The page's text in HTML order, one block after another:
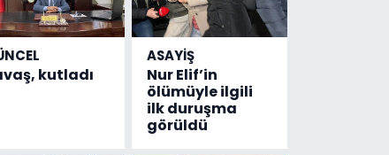
kutladı
ASAYİŞ
Nur Elif’in
ölümüyle ilgili
ilk duruşma
görüldü